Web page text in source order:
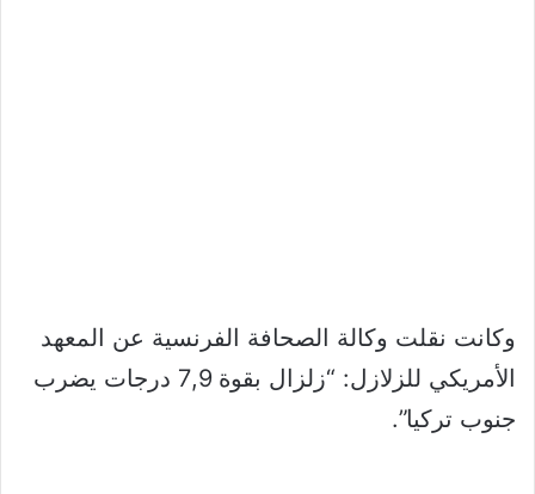
وكانت نقلت وكالة الصحافة الفرنسية عن المعهد
الأمريكي للزلازل: “زلزال بقوة 7,9 درجات يضرب
جنوب تركيا”.